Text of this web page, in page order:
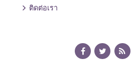
ติดต่อเรา